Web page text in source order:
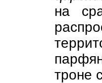
на
троне